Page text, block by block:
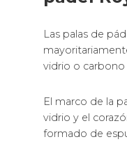
Las palas de
vidrio o carbono
El marco de la
vidrio y el
formado de